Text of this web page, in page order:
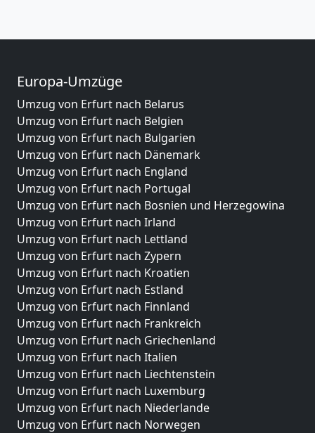
Europa-Umzüge
Umzug von Erfurt nach Belarus
Umzug von Erfurt nach Belgien
Umzug von Erfurt nach Bulgarien
Umzug von Erfurt nach Dänemark
Umzug von Erfurt nach England
Umzug von Erfurt nach Portugal
Umzug von Erfurt nach Bosnien und Herzegowina
Umzug von Erfurt nach Irland
Umzug von Erfurt nach Lettland
Umzug von Erfurt nach Zypern
Umzug von Erfurt nach Kroatien
Umzug von Erfurt nach Estland
Umzug von Erfurt nach Finnland
Umzug von Erfurt nach Frankreich
Umzug von Erfurt nach Griechenland
Umzug von Erfurt nach Italien
Umzug von Erfurt nach Liechtenstein
Umzug von Erfurt nach Luxemburg
Umzug von Erfurt nach Niederlande
Umzug von Erfurt nach Norwegen